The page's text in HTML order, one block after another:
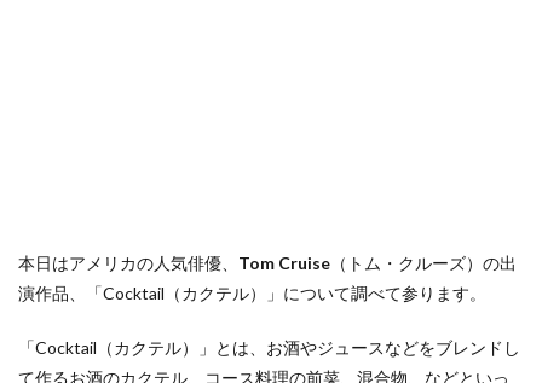
本日はアメリカの人気俳優、 Tom Cruise （トム・クルーズ）の出
演作品、「Cocktail（カクテル）」について調べて参ります。
「Cocktail（カクテル）」とは、お酒やジュースなどをブレンドし
て作るお酒のカクテル、コース料理の前菜、混合物、などといっ